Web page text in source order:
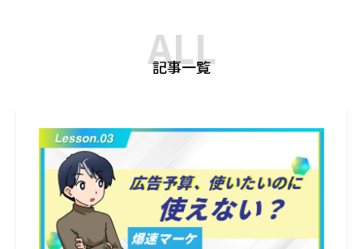
ALL
記事一覧